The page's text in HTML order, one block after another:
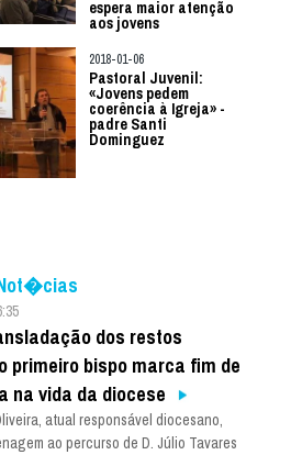
espera maior atenção
aos jovens
2018-01-06
Pastoral Juvenil:
«Jovens pedem
coerência à Igreja» -
padre Santi
Dominguez
dos restos
primeiro bispo marca fim de
na vida da diocese
atual responsável diocesano,
ao percurso de D. Júlio Tavares